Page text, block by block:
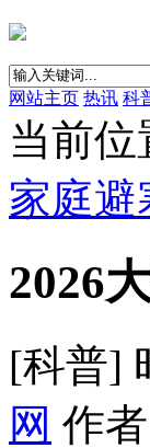
网站主页 热讯 科
当前位
家庭避
2026
[科普]
网 作